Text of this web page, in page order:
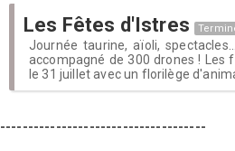
Les Fêtes d'Istres
Journée taurine, aïoli,
accompagné de 300 drones !
le 31 juillet avec un florilège
-------------------------------------